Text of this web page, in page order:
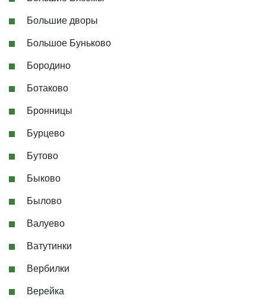
Большие дворы
Большое Буньково
Бородино
Ботаково
Бронницы
Бурцево
Бутово
Быково
Былово
Валуево
Ватутинки
Вербилки
Верейка